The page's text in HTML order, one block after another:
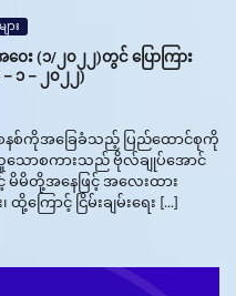
ား
း (၁/၂၀၂၂)တွင် ပြောကြား
၁ – ၂၀၂၂)
ကိုအခြေခံသည့် ပြည်ထောင်စုကို
စုဟူသောစကားသည် ဗိုလ်ချုပ်အောင်
မိမိတို့အနေဖြင့် အလေးထား
ကြောင့် ငြိမ်းချမ်းရေး […]